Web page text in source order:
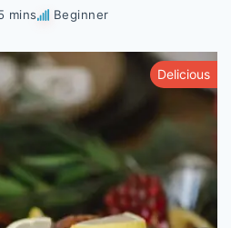
mins Beginner
Delicious